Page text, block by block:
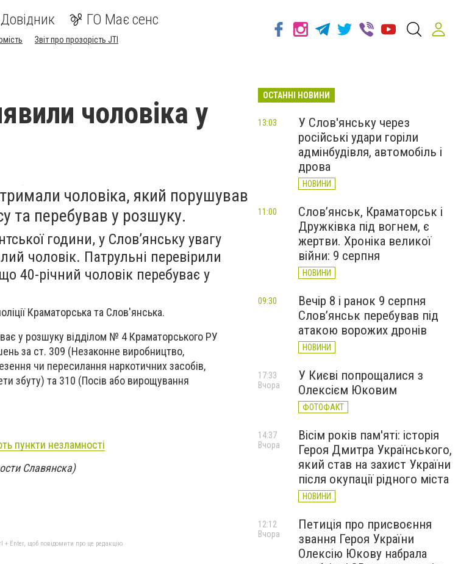
Довідник ГО Має сенс
Звіт про прозорість JTI
чоловіка у
чоловіка, який порушував
та перебував у розшуку.
години, у Слов’янську увагу
чоловік. Патрульні перевірили
40-річний чоловік перебуває у
Краматорська та Слов'янська.
у розшуку відділом № 4 Краматорського РУ
за ст. 309 (Незаконне виробництво,
чи пересилання наркотичних засобів,
збуту) та 310 (Посів або вирощування
пункти незламності
Славянска)
+ Enter, щоб повідомити про це редакцію
ОСТАННІ НОВИНИ
У Слов'янську через
російські удари горіли
адмінбудівля, автомобіль і
дрова
НОВИНИ
13:03
Слов’янськ, Краматорськ і
Дружківка під вогнем, є
жертви. Хроніка великої
війни: 9 серпня
НОВИНИ
11:00
Вечір 8 і ранок 9 серпня
Слов’янськ перебував під
атакою ворожих дронів
НОВИНИ
09:30
У Києві попрощалися з
Олексієм Юковим
ФОТОФАКТ
17:33
Вчора
Вісім років пам'яті: історія
Героя Дмитра Українського,
який став на захист України
після окупації рідного міста
НОВИНИ
14:37
Вчора
Петиція про присвоєння
звання Героя України
Олексію Юкову набрала
12:12
Вчора